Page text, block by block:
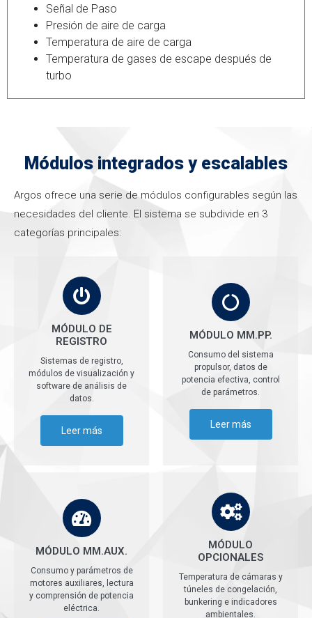
Señal de Paso
Presión de aire de carga
Temperatura de aire de carga
Temperatura de gases de escape después de
turbo
Módulos integrados y escalables
Argos ofrece una serie de módulos configurables según las
necesidades del cliente. El sistema se subdivide en 3
categorías principales:
MÓDULO DE
REGISTRO
Sistemas de registro,
módulos de visualización y
software de análisis de
datos.
Leer más
MÓDULO MM.PP.
Consumo del sistema
propulsor, datos de
potencia efectiva, control
de parámetros.
Leer más
MÓDULO MM.AUX.
Consumo y parámetros de
motores auxiliares, lectura
y comprensión de potencia
eléctrica.
MÓDULO
OPCIONALES
Temperatura de cámaras y
túneles de congelación,
bunkering e indicadores
ambientales.